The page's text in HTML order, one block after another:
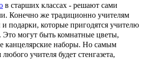
в старших классах - решают сами
Конечно же традиционно учителям
подарки, которые пригодятся учителю
Это могут быть комнатные цветы,
канцелярские наборы. Но самым
учителя будет стенгазета,